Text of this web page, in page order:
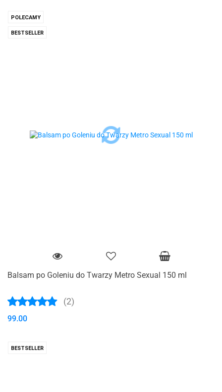
POLECAMY
BESTSELLER
Balsam po Goleniu do Twarzy Metro Sexual 150 ml
(2)
99.00
BESTSELLER